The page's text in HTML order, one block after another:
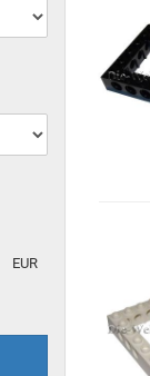
EUR